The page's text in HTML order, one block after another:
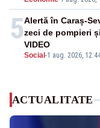
5
Social -1 aug. 2026,
Alertă în Caraș-
zeci de pompieri
VIDEO
ACTUALITATE